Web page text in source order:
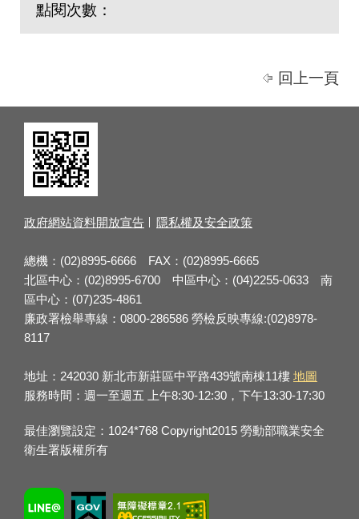
點閱次數：
回上一頁
政府網站資料開放宣告 隱私權及安全政策
總機：(02)8995-6666 FAX：(02)8995-6665
北區中心：(02)8995-6700 中區中心：(04)2255-0633 南
區中心：(07)235-4861
廉政署檢舉專線：0800-286586 勞檢反映專線:(02)8978-
8117
地址：242030 新北市新莊區中平路439號南棟11樓 地圖
服務時間：週一至週五 上午8:30-12:30，下午13:30-17:30
最佳瀏覽設定：1024*768 Copyright2015 勞動部職業安全
衛生署版權所有